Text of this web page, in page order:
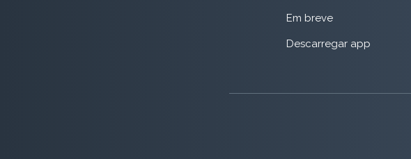
Em breve
Descarregar app